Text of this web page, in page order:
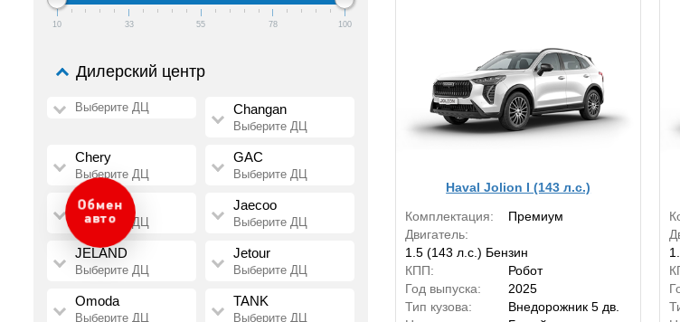
Дилерский центр
Выберите ДЦ Changan
Выберите ДЦ
Chery
Выберите ДЦ
GAC
Выберите ДЦ
HAVAL
Выберите ДЦ
Jaecoo
Выберите ДЦ
JELAND
Выберите ДЦ
Jetour
Выберите ДЦ
Omoda
Выберите ДЦ
TANK
Выберите ДЦ
10 33 55 78 100
Haval Jolion I (143 л.с.)
Комплектация:
Премиум
Двигатель:
1.5 (143 л.с.) Бензин
КПП:
Робот
Год выпуска:
2025
Тип кузова:
Внедорожник 5 дв.
Оценка
авто